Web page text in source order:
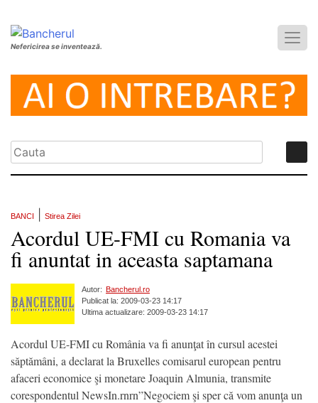
Nefericirea se inventează.
BANCI Stirea Zilei
Acordul UE-FMI cu Romania va
fi anuntat in aceasta saptamana
Autor: Bancherul.ro
Publicat la: 2009-03-23 14:17
Ultima actualizare: 2009-03-23 14:17
Acordul UE-FMI cu România va fi anunţat în cursul acestei
săptămâni, a declarat la Bruxelles comisarul european pentru
afaceri economice şi monetare Joaquin Almunia, transmite
corespondentul NewsIn.rnrn”Negociem şi sper că vom anunţa un